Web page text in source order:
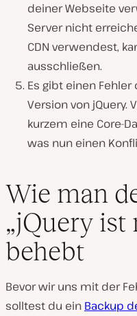
deiner Webseite
Server nicht
CDN verwendest,
ausschließen.
Es gibt einen
Version von jQuery.
kurzem eine Core-
was nun einen
Wie man
„jQuery ist
behebt
Bevor wir uns mit der
solltest du ein Backup